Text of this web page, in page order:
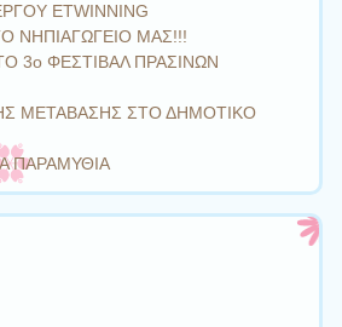
ETWINNING
ΝΗΠΙΑΓΩΓΕΙΟ ΜΑΣ!!!
3ο ΦΕΣΤΙΒΑΛ ΠΡΑΣΙΝΩΝ
ΜΕΤΑΒΑΣΗΣ ΣΤΟ ΔΗΜΟΤΙΚΟ
ΠΑΡΑΜΥΘΙΑ